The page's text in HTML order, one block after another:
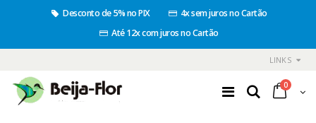
Desconto de 5% no PIX
4x sem juros no Cartão
Até 12x com juros no Cartão
LINKS
0